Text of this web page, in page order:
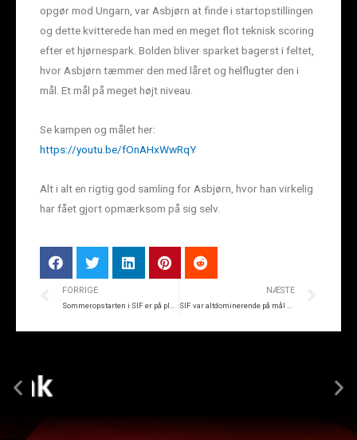
opgør mod Ungarn, var Asbjørn at finde i startopstillingen
og dette kvitterede han med en meget flot teknisk scoring
efter et hjørnespark. Bolden bliver sparket bagerst i feltet,
hvor Asbjørn tæmmer den med låret og helflugter den i
mål. Et mål på meget højt niveau.
Se kampen og målet her:
https://youtu.be/fOnAHxWwRqY
Alt i alt en rigtig god samling for Asbjørn, hvor han virkelig
har fået gjort opmærksom på sig selv.
FORRIGE NÆSTE